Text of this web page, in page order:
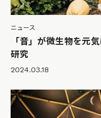
ニュース
「音」が微生物を元
研究
2024.03.18